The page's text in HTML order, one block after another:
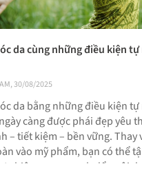
da cùng những điều kiện
30/08/2025
da bằng những điều kiện
càng được phái đẹp yêu
– tiết kiệm – bền vững. Thay
vào mỹ phẩm, bạn có thể
nhiên xung quanh để nuôi